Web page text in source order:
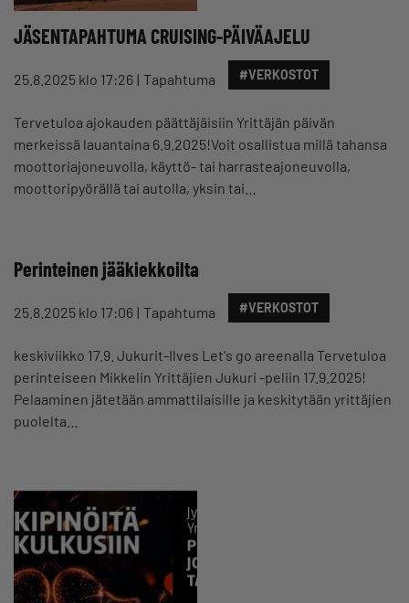
JÄSENTAPAHTUMA CRUISING-PÄIVÄAJELU
25.8.2025 klo 17:26 Tapahtuma #VERKOSTOT
Tervetuloa ajokauden päättäjäisiin Yrittäjän päivän
merkeissä lauantaina 6.9.2025!Voit osallistua millä tahansa
moottoriajoneuvolla, käyttö- tai harrasteajoneuvolla,
moottoripyörällä tai autolla, yksin tai…
Perinteinen jääkiekkoilta
25.8.2025 klo 17:06 Tapahtuma #VERKOSTOT
keskiviikko 17.9. Jukurit-Ilves Let's go areenalla Tervetuloa
perinteiseen Mikkelin Yrittäjien Jukuri -peliin 17.9.2025!
Pelaaminen jätetään ammattilaisille ja keskitytään yrittäjien
puolelta…